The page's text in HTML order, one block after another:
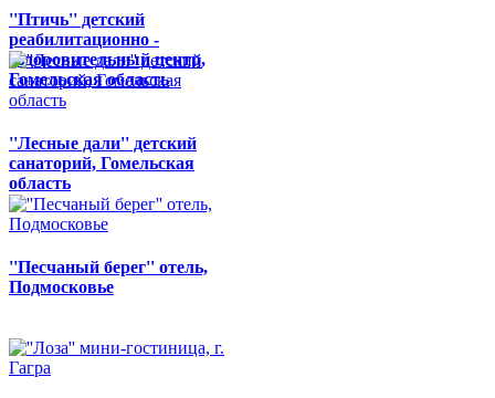
''Птичь'' детский
реабилитационно -
оздоровительный центр,
Гомельская область
''Лесные дали'' детский
санаторий, Гомельская
область
''Песчаный берег'' отель,
Подмосковье